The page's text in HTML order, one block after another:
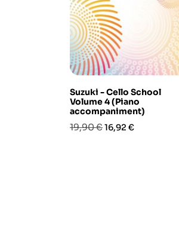
Suzuki - Cello School
Volume 4 (Piano
accompaniment)
Prezzo
19,90 €Prezzo
16,92 €